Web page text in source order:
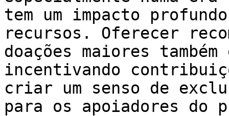
tem um impacto
recursos. Oferecer
doações maiores
incentivando
criar um senso de
para os apoiadores do